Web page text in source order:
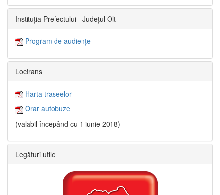
Instituția Prefectului - Județul Olt
Program de audiențe
Loctrans
Harta traseelor
Orar autobuze
(valabil începând cu 1 iunie 2018)
Legături utile